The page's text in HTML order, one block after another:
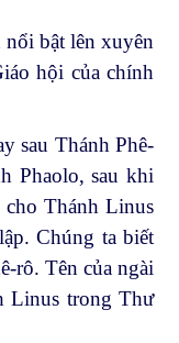
nổi bật lên xuyên
hội của chính
sau Thánh Phê-
Phaolo, sau khi
Thánh Linus
Chúng ta biết
rô. Tên của ngài
Linus trong Thư